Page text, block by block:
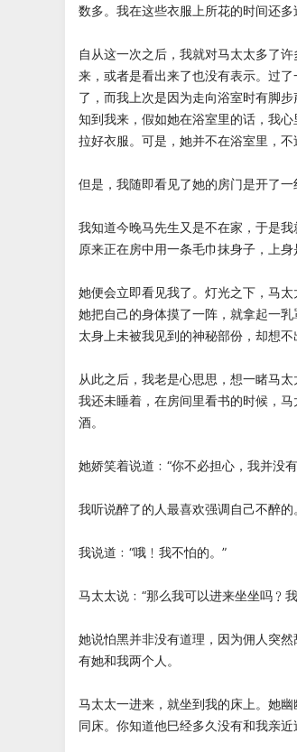
数多。我在这些衣服上所花的时间还
自从这一次之后，我就对马太太多了
来，或者是看出来了也没有表示。过
了，而我上次是因为走向浴室时有脚
知到我来，假如她在浴室里的话，我
拉好衣服。可是，她并不在浴室里，
但是，我随即看见了她的房门是开了一
我知道今晚马先生又是不在家，于是
原来正在房中用一条毛巾抹身子，上
她便会立即看见我了。灯光之下，马
她把自己的身体摸了一阵，就拿起一
太身上未被我见到的神秘部份，却想
从此之后，我老是心思思，想一睹马
我还未睡着，在房间里看书的时候，
酒。
她娇笑着说道﹕“你不必担心，我并
我听说醉了的人最喜欢强调自己不醉
我说道﹕“哦﹗我不怕的。”
马太太说﹕“那么我可以进来坐坐吗
她说怕黑并非没有道理，因为佣人突
有她和我两个人。
马太太一进来，就坐到我的床上。她
同床。你知道他巳经多久没有和我亲